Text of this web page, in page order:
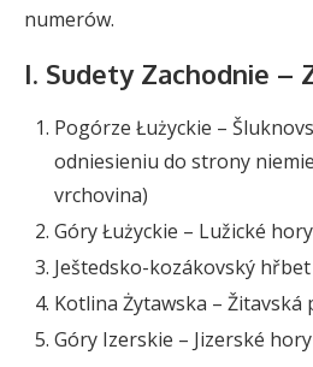
numerów.
I. Sudety Zachodnie –
Pogórze Łużyckie –
odniesieniu do strony
vrchovina)
Góry Łużyckie – Lužické hory
Ještedsko-kozákovský hřbet
Kotlina Żytawska – Žitavská
Góry Izerskie – Jizerské hory